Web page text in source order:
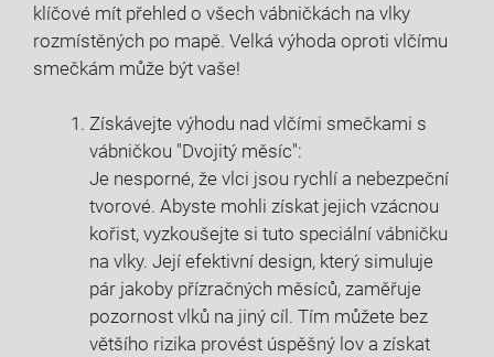
klíčové mít přehled o všech vábničkách na vlky
rozmístěných po mapě. Velká výhoda oproti vlčímu
smečkám může být vaše!
Získávejte výhodu nad vlčími smečkami s
vábničkou "Dvojitý měsíc":
Je nesporné, že vlci jsou rychlí a nebezpeční
tvorové. Abyste mohli získat jejich vzácnou
kořist, vyzkoušejte si tuto speciální vábničku
na vlky. Její efektivní design, který simuluje
pár jakoby přízračných měsíců, zaměřuje
pozornost vlků na jiný cíl. Tím můžete bez
většího rizika provést úspěšný lov a získat